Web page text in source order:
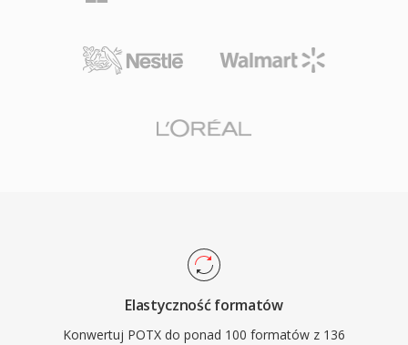
Elastyczność formatów
Konwertuj POTX do ponad 100 formatów z 136